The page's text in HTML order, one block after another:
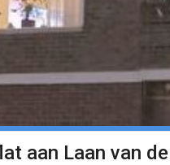
aan Laan van